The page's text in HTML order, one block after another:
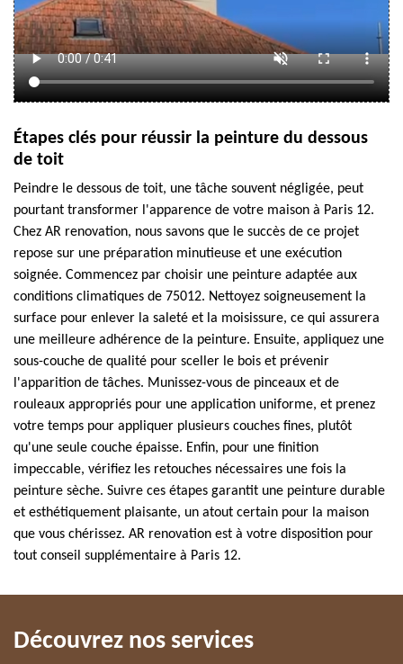
Étapes clés pour réussir la peinture du dessous
de toit
Peindre le dessous de toit, une tâche souvent négligée, peut
pourtant transformer l'apparence de votre maison à Paris 12.
Chez AR renovation, nous savons que le succès de ce projet
repose sur une préparation minutieuse et une exécution
soignée. Commencez par choisir une peinture adaptée aux
conditions climatiques de 75012. Nettoyez soigneusement la
surface pour enlever la saleté et la moisissure, ce qui assurera
une meilleure adhérence de la peinture. Ensuite, appliquez une
sous-couche de qualité pour sceller le bois et prévenir
l'apparition de tâches. Munissez-vous de pinceaux et de
rouleaux appropriés pour une application uniforme, et prenez
votre temps pour appliquer plusieurs couches fines, plutôt
qu'une seule couche épaisse. Enfin, pour une finition
impeccable, vérifiez les retouches nécessaires une fois la
peinture sèche. Suivre ces étapes garantit une peinture durable
et esthétiquement plaisante, un atout certain pour la maison
que vous chérissez. AR renovation est à votre disposition pour
tout conseil supplémentaire à Paris 12.
Découvrez nos services